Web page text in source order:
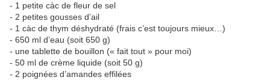
- 1 petite càc de fleur de sel
- 2 petites gousses d’ail
- 1 càc de thym déshydraté (frais c’est toujours mieux…)
- 650 ml d’eau (soit 650 g)
- une tablette de bouillon (« fait tout » pour moi)
- 50 ml de crème liquide (soit 50 g)
- 2 poignées d’amandes effilées